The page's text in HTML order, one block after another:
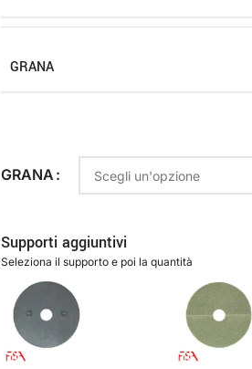
GRANA
GRANA
Supporti aggiuntivi
Seleziona il supporto e poi la quantità